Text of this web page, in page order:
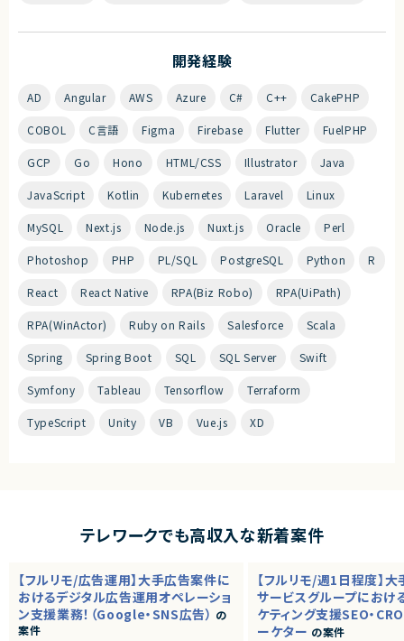
開発経験
AD Angular AWS Azure C# C++ CakePHP
COBOL C言語 Figma Firebase Flutter FuelPHP
GCP Go Hono HTML/CSS Illustrator Java
JavaScript Kotlin Kubernetes Laravel Linux
MySQL Next.js Node.js Nuxt.js Oracle Perl
Photoshop PHP PL/SQL PostgreSQL Python R
React React Native RPA(Biz Robo) RPA(UiPath)
RPA(WinActor) Ruby on Rails Salesforce Scala
Spring Spring Boot SQL SQL Server Swift
Symfony Tableau Tensorflow Terraform
TypeScript Unity VB Vue.js XD
テレワークでも高収入な新着案件
【フルリモ/広告運用】大手広告案件に
おけるデジタル広告運用オペレーショ
ン支援業務！（Google・SNS広告） の
案件
【フルリモ/週1日程度】
サービスグループにお
ケティング支援SEO・
ーケター の案件